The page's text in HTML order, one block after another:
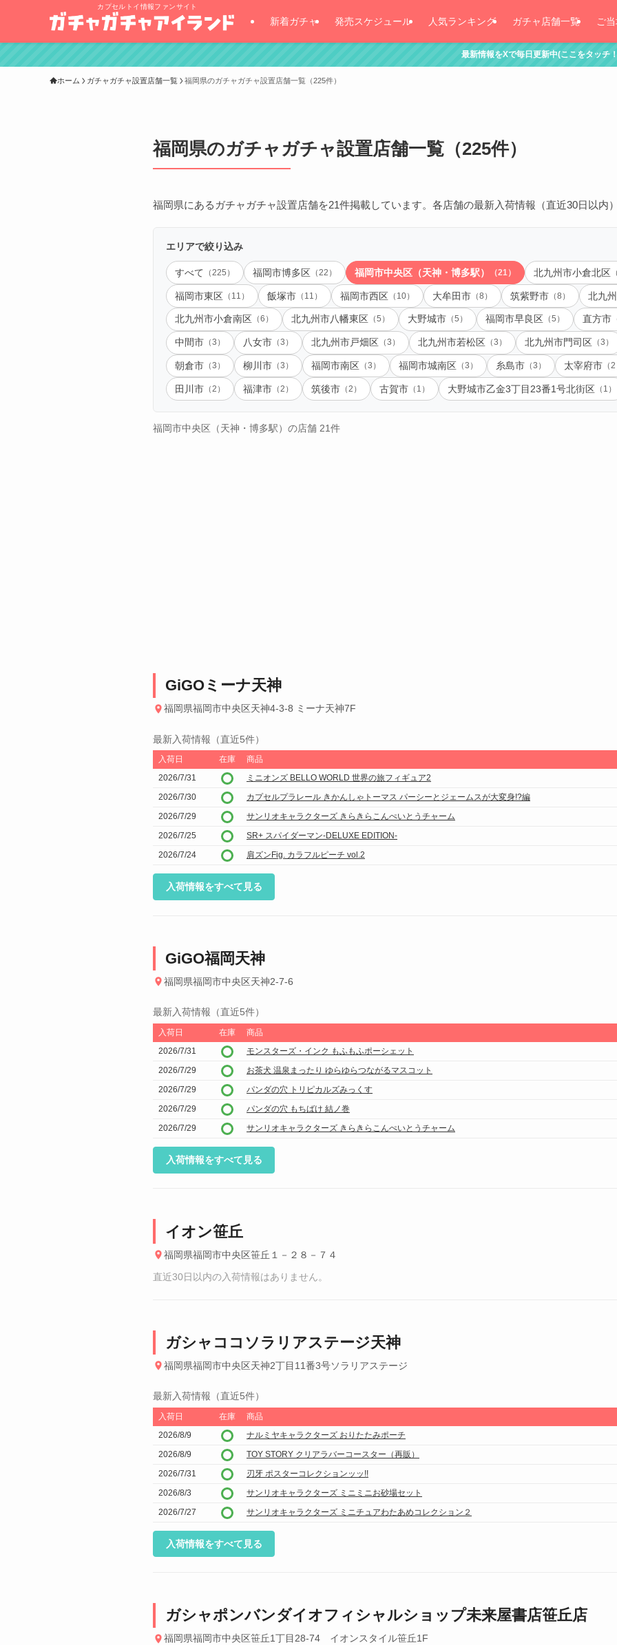
カプセルトイ情報ファンサイト
新着ガチャ 発売スケジュール 人気ランキング ガチャ店舗一覧 ご
最新情報をXで毎日更新中(ここをタッチ！)
ホーム ガチャガチャ設置店舗一覧 福岡県のガチャガチャ設置店舗一覧（225件）
福岡県のガチャガチャ設置店舗一覧（225件）
福岡県にあるガチャガチャ設置店舗を21件掲載しています。各店舗の最新入荷情報（直近30日以内
エリアで絞り込み
すべて （225） 福岡市博多区（22） 福岡市中央区（天神・博多駅） （21） 北九州市小倉北区
福岡市東区（11） 飯塚市（11） 福岡市西区（10） 大牟田市（8） 筑紫野市（8） 北九
北九州市小倉南区 （6） 北九州市八幡東区 （5） 大野城市（5） 福岡市早良区 （5） 直方市
中間市（3） 八女市（3） 北九州市戸畑区 （3） 北九州市若松区 （3） 北九州市門司区 （3）
朝倉市（3） 柳川市（3） 福岡市南区 （3） 福岡市城南区 （3） 糸島市（3） 太宰府市（2
田川市（2） 福津市（2） 筑後市（2） 古賀市（1） 大野城市乙金3丁目23番1号北街区（1）
福岡市中央区（天神・博多駅）の店舗 21件
GiGOミーナ天神
福岡県福岡市中央区天神4-3-8 ミーナ天神7F
最新入荷情報（直近5件）
入荷日 在庫
商品
2026/7/31
ミニオンズ BELLO WORLD 世界の旅フィギュア2
2026/7/30
カプセルプラレール きかんしゃトーマス パーシーとジェームスが大変身!?編
2026/7/29
サンリオキャラクターズ きらきらこんぺいとうチャーム
2026/7/25
SR+ スパイダーマン-DELUXE EDITION-
2026/7/24
肩ズンFig. カラフルピーチ vol.2
入荷情報をすべて見る
GiGO福岡天神
福岡県福岡市中央区天神2-7-6
最新入荷情報（直近5件）
入荷日 在庫
商品
2026/7/31
モンスターズ・インク もふもふポーシェット
2026/7/29
お茶犬 温泉まったり ゆらゆらつながるマスコット
2026/7/29
パンダの穴 トリピカルズみっくす
2026/7/29
パンダの穴 もちばけ 結ノ巻
2026/7/29
サンリオキャラクターズ きらきらこんぺいとうチャーム
入荷情報をすべて見る
イオン笹丘
福岡県福岡市中央区笹丘１－２８－７４
直近30日以内の入荷情報はありません。
ガシャココソラリアステージ天神
福岡県福岡市中央区天神2丁目11番3号ソラリアステージ
最新入荷情報（直近5件）
入荷日 在庫
商品
2026/8/9
ナルミヤキャラクターズ おりたたみポーチ
2026/8/9
TOY STORY クリアラバーコースター（再販）
2026/7/31
刃牙 ポスターコレクションッッ!!
2026/8/3
サンリオキャラクターズ ミニミニお砂場セット
2026/7/27
サンリオキャラクターズ ミニチュアわたあめコレクション２
入荷情報をすべて見る
ガシャポンバンダイオフィシャルショップ未来屋書店笹丘店
福岡県福岡市中央区笹丘1丁目28-74 イオンスタイル笹丘1F